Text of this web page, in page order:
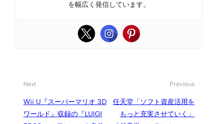
を幅広く発信しています。
Next
Wii U『スーパーマリオ 3D
ワールド』収録の『LUIGI
Previous
任天堂「ソフト資産活用を
もっと充実させていく」